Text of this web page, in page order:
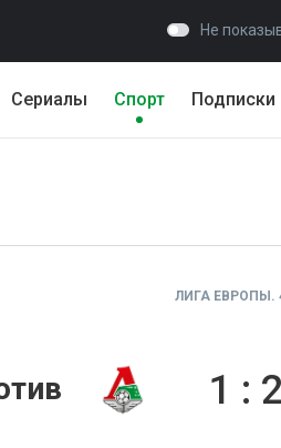
Не
Сериалы Спорт Подписки
ЛИГА ЕВРОПЫ.
1 : 2